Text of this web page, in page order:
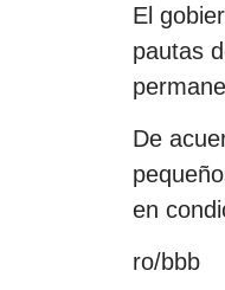
El
pautas
De
en
ro/bbb